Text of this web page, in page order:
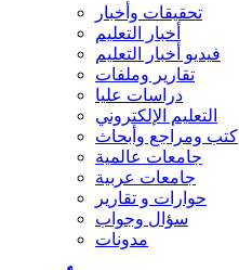
تحقيقات وأخبار
أخبار التعليم
فيديو أخبار التعليم
تقارير وملفات
دراسات عليا
التعليم الإلكتروني
كتب ومراجع وأبحاث
جامعات عالمية
جامعات عربية
حوارات و تقارير
سؤال وجواب
مدونات